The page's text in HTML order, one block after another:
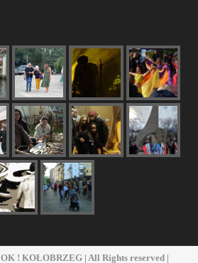
OK ! KOŁOBRZEG | All Rights reserved |